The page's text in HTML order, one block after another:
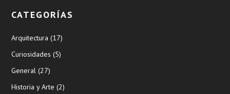
CATEGORÍAS
Arquitectura (17)
Curiosidades (5)
General (27)
Historia y Arte (2)